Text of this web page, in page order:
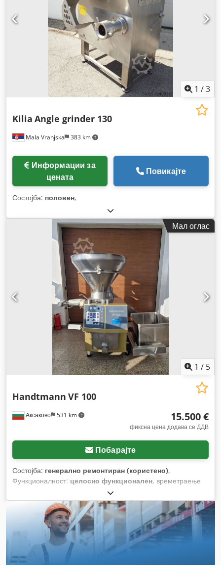
1 /3
Mala Vranjska 383 km
Kilia Angle grinder 130
цената
Повикајте
Состојба: половен,
Мал оглас
1 / 5
Аксаково 531 km
Handtmann VF 100
15.500 €
фиксна цена додава се ДДВ
Побарајте
Состојба: генерално ремонтиран (користено),
Функционалност: целосно функционален, времетраење
, моќ:
сили), притисок:50 греда,